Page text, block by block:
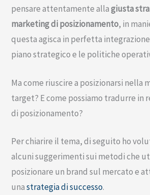
pensare attentamente allagiusta
marketing di posizionamento, in
questa agisca in perfetta
piano strategico e le politiche
Ma come riuscire a posizionarsi nella
target? E come possiamo tradurre in
di posizionamento?
Per chiarire il tema, di seguito ho
alcuni suggerimenti sui metodi che
posizionare un brand sul mercato e
unastrategia di successo.